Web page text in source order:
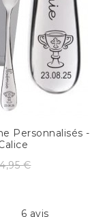
Personnalisés -
€
6 avis